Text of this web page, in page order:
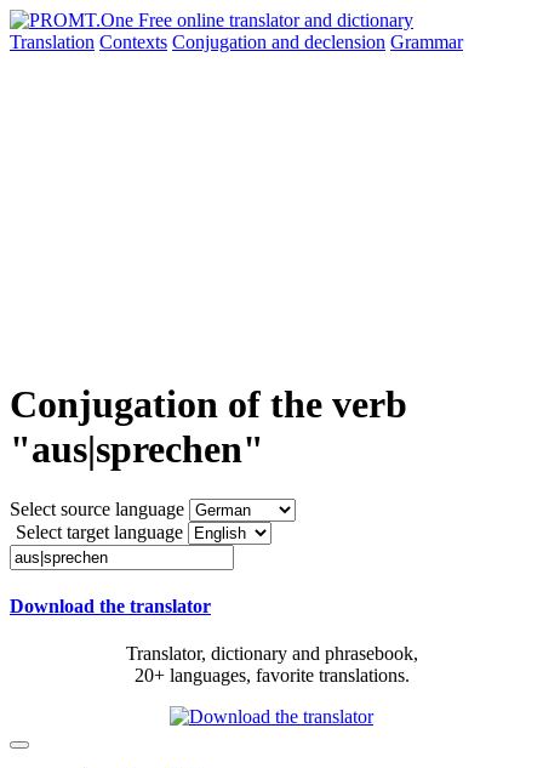
Translation Contexts Conjugation and declension Grammar
Conjugation of the verb
"aus|sprechen"
Select source language
Select target language
Download the translator
Translator, dictionary and phrasebook,
20+ languages, favorite translations.